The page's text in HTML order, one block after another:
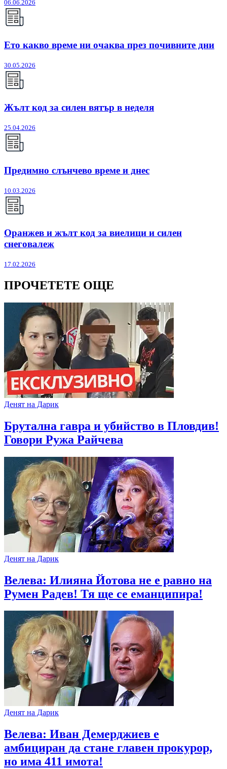
06.06.2026
Ето какво време ни очаква през почивните дни
30.05.2026
Жълт код за силен вятър в неделя
25.04.2026
Предимно слънчево време и днес
10.03.2026
Оранжев и жълт код за виелици и силен
снеговалеж
17.02.2026
ПРОЧЕТЕТЕ ОЩЕ
Денят на Дарик
Брутална гавра и убийство в Пловдив!
Говори Ружа Райчева
Денят на Дарик
Велева: Илияна Йотова не е равно на
Румен Радев! Тя ще се еманципира!
Денят на Дарик
Велева: Иван Демерджиев е
амбициран да стане главен прокурор,
но има 411 имота!